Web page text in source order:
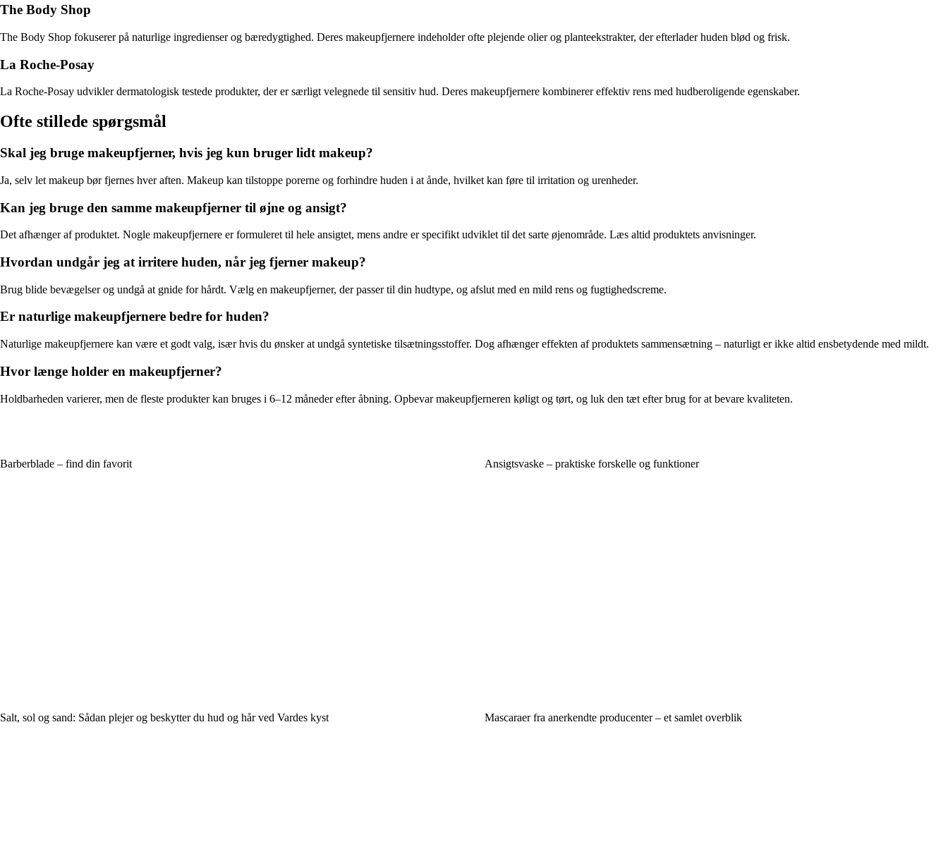
The Body Shop
The Body Shop fokuserer på naturlige ingredienser og bæredygtighed. Deres makeupfjernere indeholder ofte plejende olier og planteekstrakter, der efterlader huden blød og frisk.
La Roche-Posay
La Roche-Posay udvikler dermatologisk testede produkter, der er særligt velegnede til sensitiv hud. Deres makeupfjernere kombinerer effektiv rens med hudberoligende egenskaber.
Ofte stillede spørgsmål
Skal jeg bruge makeupfjerner, hvis jeg kun bruger lidt makeup?
Ja, selv let makeup bør fjernes hver aften. Makeup kan tilstoppe porerne og forhindre huden i at ånde, hvilket kan føre til irritation og urenheder.
Kan jeg bruge den samme makeupfjerner til øjne og ansigt?
Det afhænger af produktet. Nogle makeupfjernere er formuleret til hele ansigtet, mens andre er specifikt udviklet til det sarte øjenområde. Læs altid produktets anvisninger.
Hvordan undgår jeg at irritere huden, når jeg fjerner makeup?
Brug blide bevægelser og undgå at gnide for hårdt. Vælg en makeupfjerner, der passer til din hudtype, og afslut med en mild rens og fugtighedscreme.
Er naturlige makeupfjernere bedre for huden?
Naturlige makeupfjernere kan være et godt valg, især hvis du ønsker at undgå syntetiske tilsætningsstoffer. Dog afhænger effekten af produktets sammensætning – naturligt er ikke altid ensbetydende med mildt.
Hvor længe holder en makeupfjerner?
Holdbarheden varierer, men de fleste produkter kan bruges i 6–12 måneder efter åbning. Opbevar makeupfjerneren køligt og tørt, og luk den tæt efter brug for at bevare kvaliteten.
Barberblade – find din favorit Ansigtsvaske – praktiske forskelle og funktioner
Salt, sol og sand: Sådan plejer og beskytter du hud og hår ved Vardes kyst Mascaraer fra anerkendte producenter – et samlet overblik